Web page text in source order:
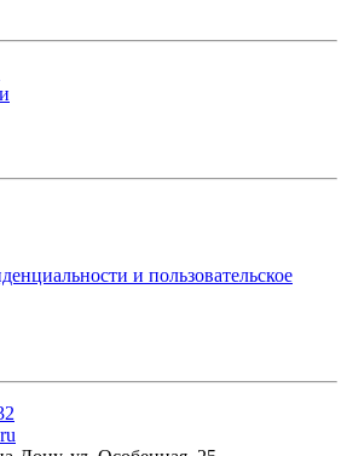
и пользовательское